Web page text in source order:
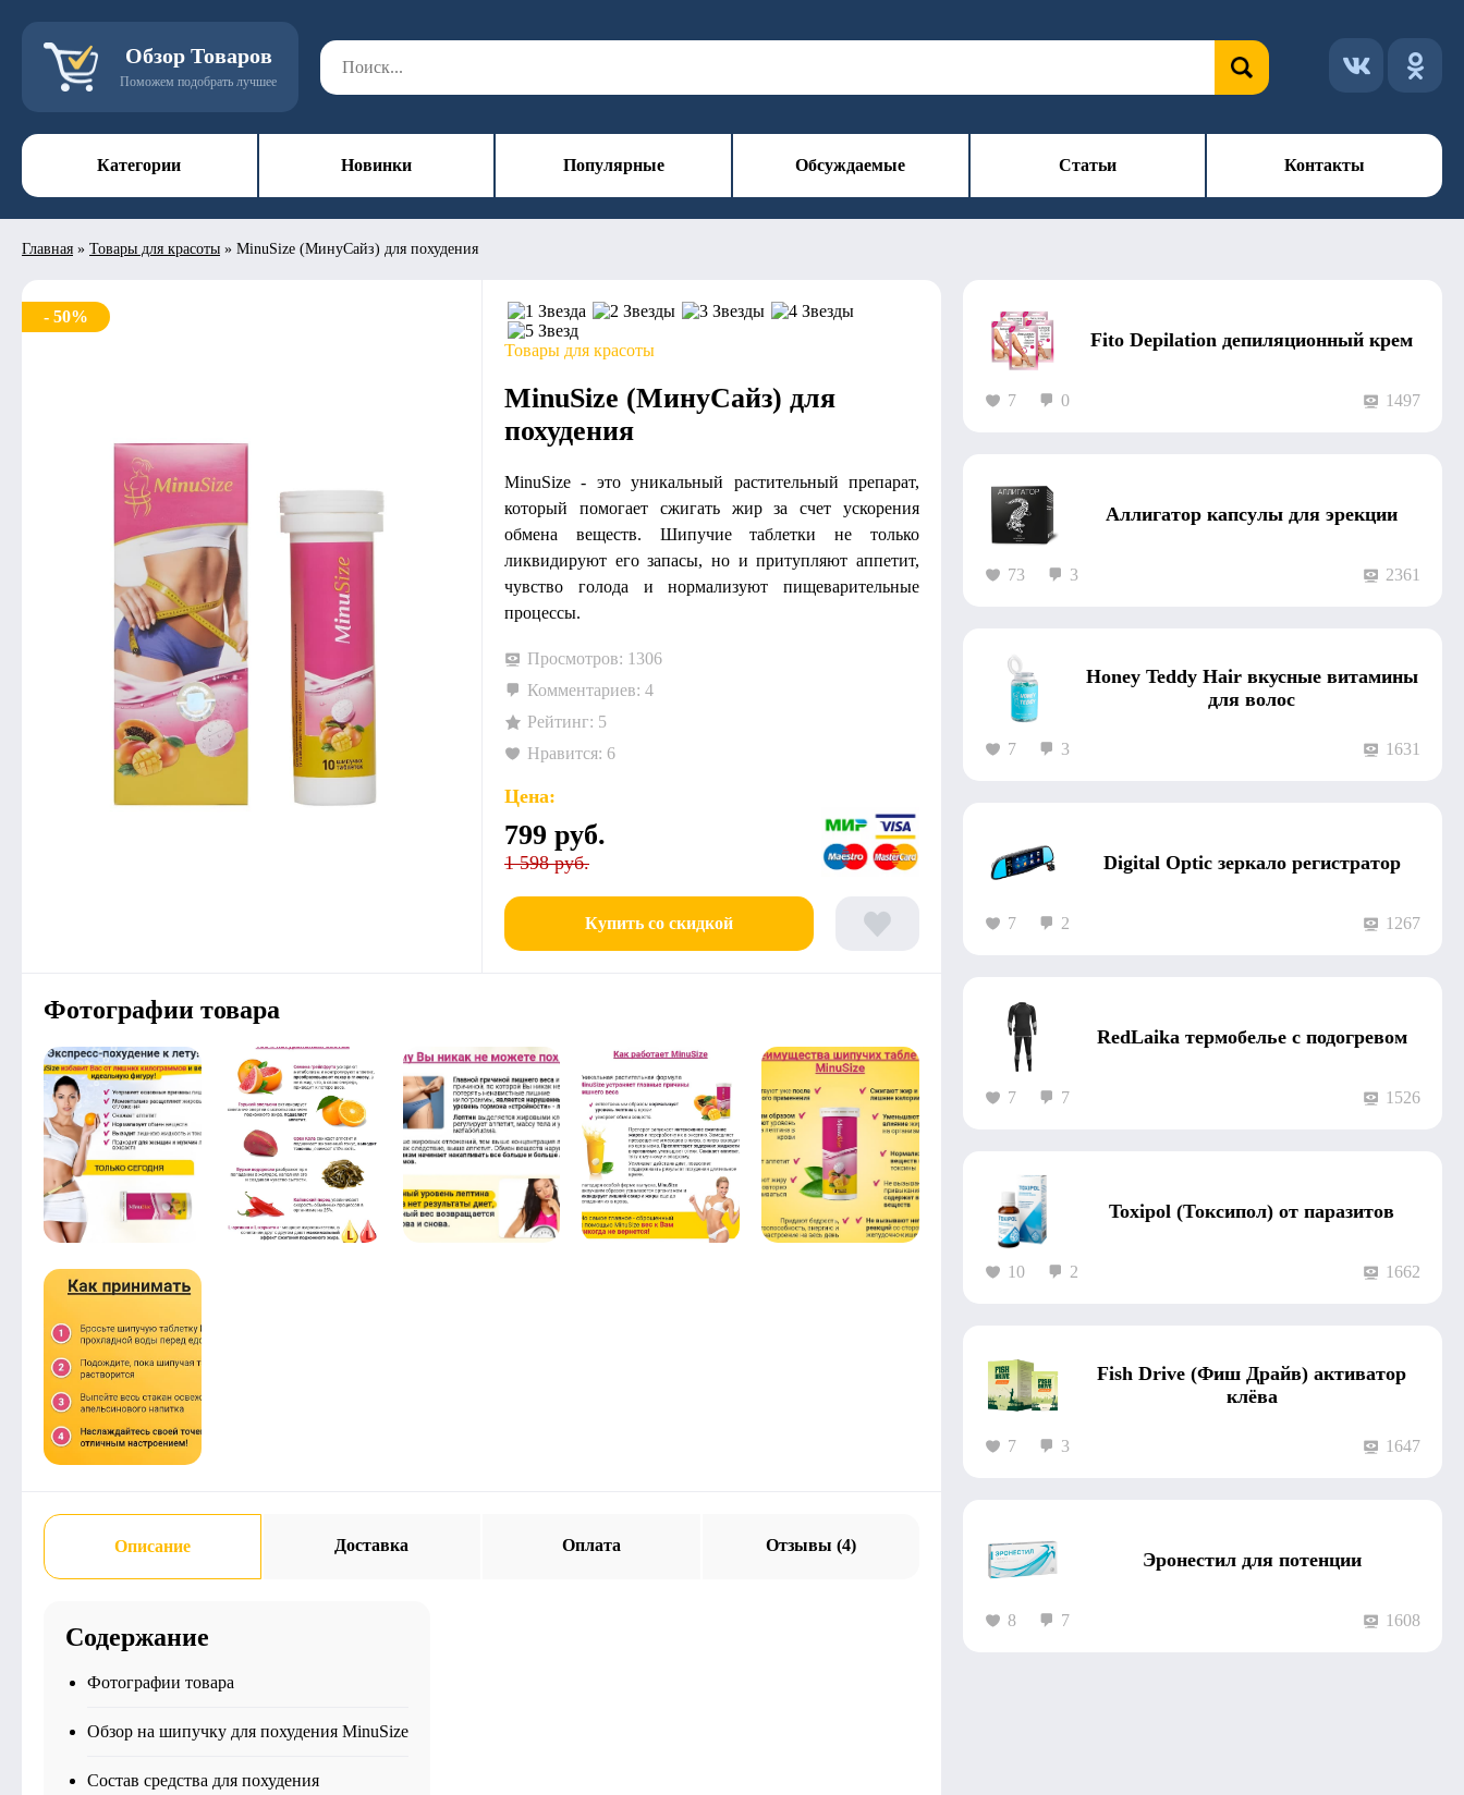
Обзор Товаров
Поможем подобрать лучшее
Категории Новинки Популярные Обсуждаемые Статьи Контакты
Главная » Товары для красоты » MinuSize (МинуСайз) для похудения
Fito Depilation депиляционный крем
7 0 1497
Аллигатор капсулы для эрекции
73 3 2361
Honey Teddy Hair вкусные витамины
для волос
7 3 1631
Digital Optic зеркало регистратор
7 2 1267
RedLaika термобелье с подогревом
7 7 1526
Toxipol (Токсипол) от паразитов
10 2 1662
Fish Drive (Фиш Драйв) активатор
клёва
7 3 1647
Эронестил для потенции
8 7 1608
- 50%
Товары для красоты
MinuSize (МинуСайз) для
похудения
MinuSize - это уникальный растительный препарат,
который помогает сжигать жир за счет ускорения
обмена веществ. Шипучие таблетки не только
ликвидируют его запасы, но и притупляют аппетит,
чувство голода и нормализуют пищеварительные
процессы.
Просмотров: 1306
Комментариев: 4
Рейтинг: 5
Нравится: 6
Цена:
799 руб.
1 598 руб.
Купить со скидкой
Фотографии товара
Описание Доставка Оплата Отзывы (4)
Содержание
Фотографии товара
Обзор на шипучку для похудения MinuSize
Состав средства для похудения